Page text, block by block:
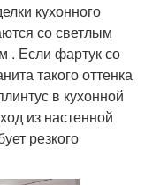
для замены
кухонного
со светлым
. Если фартук со
такого оттенка
в кухонной
из настенной
резкого